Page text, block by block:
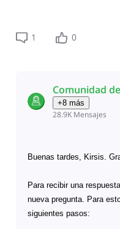
1 0
Comunidad
+8 más
28.9K Mensajes
Buenas tardes, Kirsis.
Para recibir una
nueva pregunta. Para
siguientes pasos: